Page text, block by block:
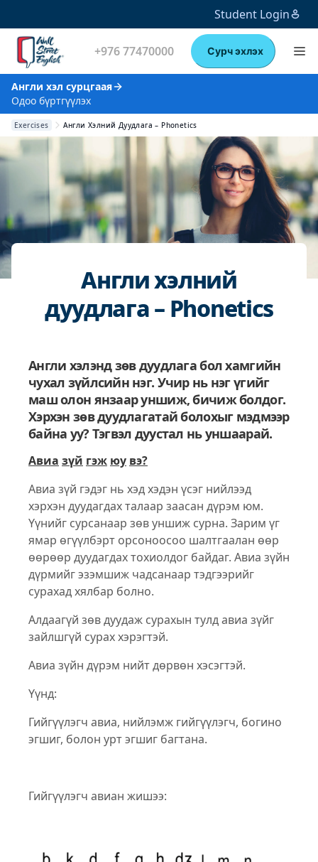
Student Login
+976 77470000 Сурч эхлэх
Англи хэл сурцгаая
Одоо бүртгүүлэх
Exercises Англи Хэлний Дуудлага – Phonetics
Англи хэлний
дуудлага – Phonetics
Англи хэлэнд зөв дуудлага бол хамгийн
чухал зүйлсийн нэг. Учир нь нэг үгийг
маш олон янзаар уншиж, бичиж болдог.
Хэрхэн зөв дуудлагатай болохыг мэдмээр
байна уу? Тэгвэл дуустал нь уншаарай.
Авиа зүй гэж юу вэ?
Авиа зүй гэдэг нь хэд хэдэн үсэг нийлээд
хэрхэн дуудагдах талаар заасан дүрэм юм.
Үүнийг сурсанаар зөв уншиж сурна. Зарим үг
ямар өгүүлбэрт орсоноосоо шалтгаалан өөр
өөрөөр дуудагдах тохиолдог байдаг. Авиа зүйн
дүрмийг эзэмшиж чадсанаар тэдгээрийг
сурахад хялбар болно.
Алдаагүй зөв дуудаж сурахын тулд авиа зүйг
зайлшгүй сурах хэрэгтэй.
Авиа зүйн дүрэм нийт дөрвөн хэсэгтэй.
Үүнд:
Гийгүүлэгч авиа, нийлэмж гийгүүлэгч, богино
эгшиг, болон урт эгшиг багтана.
Гийгүүлэгч авиан жишээ: